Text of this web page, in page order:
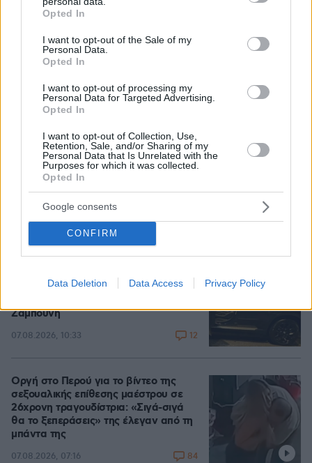
grant or deny consent to Google and its third-party tags to
use your data for below specified purposes in below Google
consent section.
Opted In
I want to opt-out of the Sale of my
Personal Data.
Opted In
I want to opt-out of processing my
Personal Data for Targeted Advertising.
Opted In
I want to opt-out of Collection, Use,
Retention, Sale, and/or Sharing of my
Personal Data that Is Unrelated with the
Purposes for which it was collected.
Opted In
Google consents
CONFIRM
Data Deletion Data Access Privacy Policy
Πόσο κοστίζει μία εβδομάδα σε βίλες -
παράδεισους
07.08.2026, 09:43
Στο Α΄ Νεκροταφείο το μνημόσυνο
για τον έναν χρόνο από τον θάνατο
της Λένας Σαμαρά
Συνελήφθη στη Γερμανία 31χρονος
Mafia, κατηγορείται και για την
Ζαμπούνη
07.08.2026, 10:33 12
Οργή στο Περού για το βίντεο της
σεξουαλικής επίθεσης μαέστρου σε
26χρονη τραγουδίστρια: «Σιγά-σιγά
θα το ξεπεράσεις» της έλεγαν από τη
μπάντα της
07.08.2026, 07:16 84